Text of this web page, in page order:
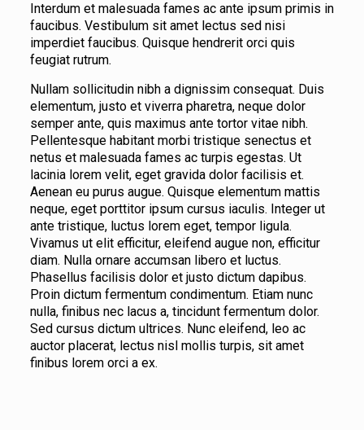
Interdum et malesuada fames ac ante ipsum primis in
faucibus. Vestibulum sit amet lectus sed nisi
imperdiet faucibus. Quisque hendrerit orci quis
feugiat rutrum.
Nullam sollicitudin nibh a dignissim consequat. Duis
elementum, justo et viverra pharetra, neque dolor
semper ante, quis maximus ante tortor vitae nibh.
Pellentesque habitant morbi tristique senectus et
netus et malesuada fames ac turpis egestas. Ut
lacinia lorem velit, eget gravida dolor facilisis et.
Aenean eu purus augue. Quisque elementum mattis
neque, eget porttitor ipsum cursus iaculis. Integer ut
ante tristique, luctus lorem eget, tempor ligula.
Vivamus ut elit efficitur, eleifend augue non, efficitur
diam. Nulla ornare accumsan libero et luctus.
Phasellus facilisis dolor et justo dictum dapibus.
Proin dictum fermentum condimentum. Etiam nunc
nulla, finibus nec lacus a, tincidunt fermentum dolor.
Sed cursus dictum ultrices. Nunc eleifend, leo ac
auctor placerat, lectus nisl mollis turpis, sit amet
finibus lorem orci a ex.